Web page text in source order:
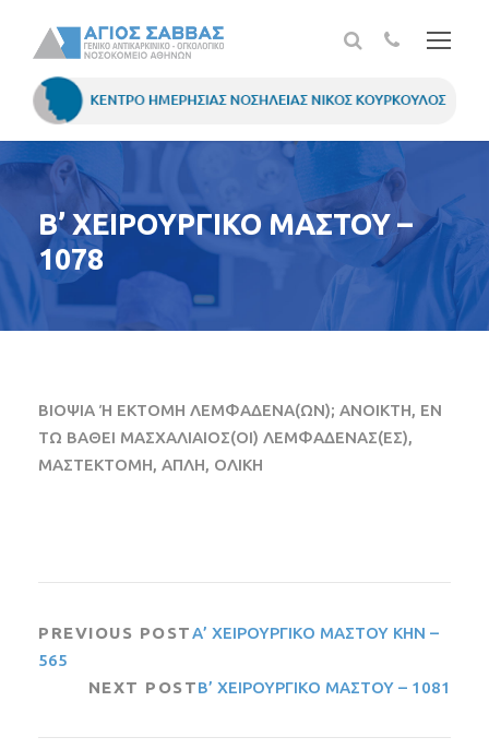
Β’ ΧΕΙΡΟΥΡΓΙΚΟ ΜΑΣΤΟΥ –
1078
ΒΙΟΨΙΑ Ή ΕΚΤΟΜΗ ΛΕΜΦΑΔΕΝΑ(ΩΝ); ΑΝΟΙΚΤΗ, ΕΝ
ΤΩ ΒΑΘΕΙ ΜΑΣΧΑΛΙΑΙΟΣ(ΟΙ) ΛΕΜΦΑΔΕΝΑΣ(ΕΣ),
ΜΑΣΤΕΚΤΟΜΗ, ΑΠΛΗ, ΟΛΙΚΗ
PREVIOUS POSTΑ’ ΧΕΙΡΟΥΡΓΙΚΟ ΜΑΣΤΟΥ ΚΗΝ –
565
NEXT POSTΒ’ ΧΕΙΡΟΥΡΓΙΚΟ ΜΑΣΤΟΥ – 1081